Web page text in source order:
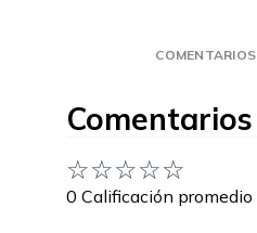
Comentarios
☆☆☆☆☆
0 Calificación promedio